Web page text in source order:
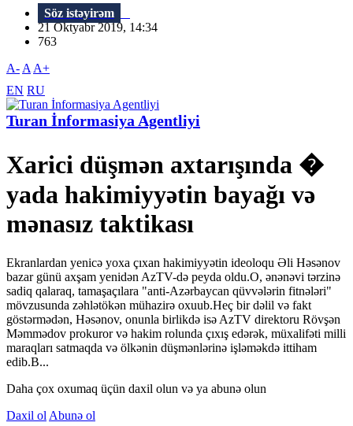
Söz istəyirəm
21 Oktyabr 2019, 14:34
763
A- A A+
EN RU
Turan İnformasiya Agentliyi
Xarici düşmən axtarışında �
yada hakimiyyətin bayağı və
mənasız taktikası
Ekranlardan yenicə yoxa çıxan hakimiyyətin ideoloqu Əli Həsənov
bazar günü axşam yenidən AzTV-də peyda oldu.O, ənənəvi tərzinə
sadiq qalaraq, tamaşaçılara "anti-Azərbaycan qüvvələrin fitnələri"
mövzusunda zəhlətökən mühazirə oxuub.Heç bir dəlil və fakt
göstərmədən, Həsənov, onunla birlikdə isə AzTV direktoru Rövşən
Məmmədov prokuror və hakim rolunda çıxış edərək, müxalifəti milli
maraqları satmaqda və ölkənin düşmənlərinə işləməkdə ittiham
edib.B...
Daha çox oxumaq üçün daxil olun və ya abunə olun
Daxil ol Abunə ol